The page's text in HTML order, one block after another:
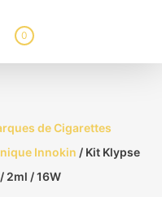
0
de Cigarettes
Innokin / Kit Klypse
2ml / 16W